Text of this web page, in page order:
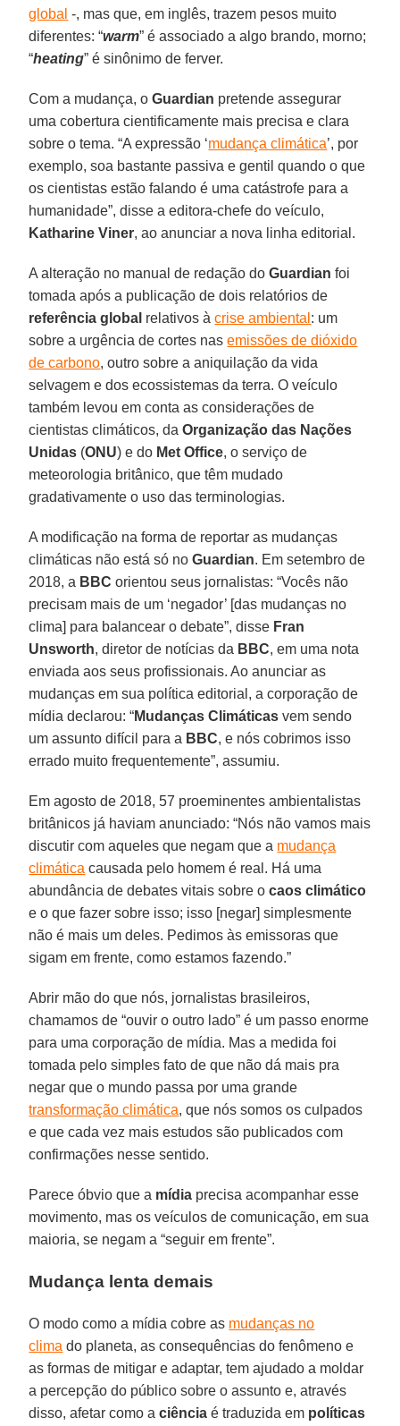
global -, mas que, em inglês, trazem pesos muito
diferentes: “warm” é associado a algo brando, morno;
“heating” é sinônimo de ferver.
Com a mudança, oGuardian pretende assegurar
uma cobertura cientificamente mais precisa e clara
sobre o tema. “A expressão ‘mudança climática’, por
exemplo, soa bastante passiva e gentil quando o que
os cientistas estão falando é uma catástrofe para a
humanidade”, disse a editora-chefe do veículo,
Katharine Viner, ao anunciar a nova linha editorial.
A alteração no manual de redação doGuardian foi
tomada após a publicação de dois relatórios de
referência global relativos àcrise ambiental : um
sobre a urgência de cortes nasemissões de dióxido
de carbono, outro sobre a aniquilação da vida
selvagem e dos ecossistemas da terra. O veículo
também levou em conta as considerações de
cientistas climáticos, daOrganização das Nações
Unidas (ONU) e do Met Office, o serviço de
meteorologia britânico, que têm mudado
gradativamente o uso das terminologias.
A modificação na forma de reportar as mudanças
climáticas não está só noGuardian. Em setembro de
2018, a BBC orientou seus jornalistas: “Vocês não
precisam mais de um ‘negador’ [das mudanças no
clima] para balancear o debate”, disse Fran
Unsworth, diretor de notícias da BBC, em uma nota
enviada aos seus profissionais. Ao anunciar as
mudanças em sua política editorial, a corporação de
mídia declarou: “Mudanças Climáticas vem sendo
um assunto difícil para a BBC, e nós cobrimos isso
errado muito frequentemente”, assumiu.
Em agosto de 2018, 57 proeminentes ambientalistas
britânicos já haviam anunciado: “Nós não vamos mais
discutir com aqueles que negam que a mudança
climática causada pelo homem é real. Há uma
abundância de debates vitais sobre ocaos climático
e o que fazer sobre isso; isso [negar] simplesmente
não é mais um deles. Pedimos às emissoras que
sigam em frente, como estamos fazendo.”
Abrir mão do que nós, jornalistas brasileiros,
chamamos de “ouvir o outro lado” é um passo enorme
para uma corporação de mídia. Mas a medida foi
tomada pelo simples fato de que não dá mais pra
negar que o mundo passa por uma grande
transformação climática, que nós somos os culpados
e que cada vez mais estudos são publicados com
confirmações nesse sentido.
Parece óbvio que a mídia precisa acompanhar esse
movimento, mas os veículos de comunicação, em sua
maioria, se negam a “seguir em frente”.
Mudança lenta demais
O modo como a mídia cobre as mudanças no
clima do planeta, as consequências do fenômeno e
as formas de mitigar e adaptar, tem ajudado a moldar
a percepção do público sobre o assunto e, através
disso, afetar como aciência é traduzida em políticas